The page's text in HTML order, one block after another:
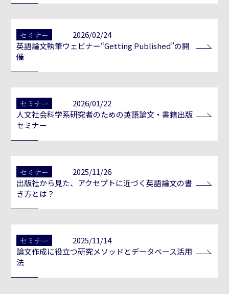
セミナー
2026/02/24
英語論文執筆ウェビナー“Getting Published”の開
催
セミナー
2026/01/22
人文社会科学系研究者のための英語論文・書籍出版
セミナー
セミナー
2025/11/26
出版社から見た、アクセプトに近づく英語論文の書
き方とは？
セミナー
2025/11/14
論文作成に役立つ研究メソッドとデータベース活用
法